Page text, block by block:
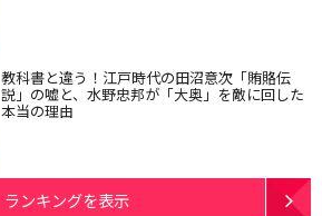
教科書と違う！江戸時代の田沼意次「賄賂伝
説」の嘘と、水野忠邦が「大奥」を敵に回した
本当の理由
ランキングを表示